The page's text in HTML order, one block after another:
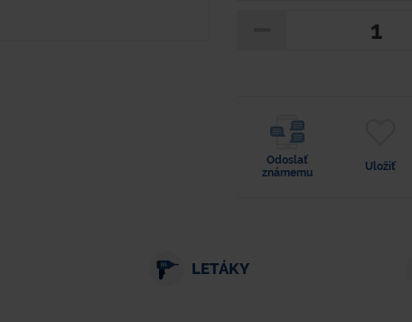
Odoslať
známemu
Uložiť
LETÁKY